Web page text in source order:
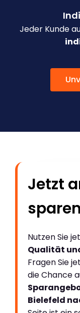
Jeder Kunde
Jetzt
Nutzen Sie
Qualität
Fragen Sie
die Chance
Bielefeld